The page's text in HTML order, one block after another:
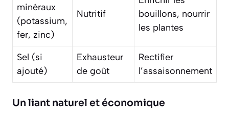
minéraux
(potassium,
fer, zinc)
Nutritif
bouillons, nourrir
les plantes
Sel (si
ajouté)
Exhausteur
de goût
Rectifier
l’assaisonnement
Un liant naturel et économique